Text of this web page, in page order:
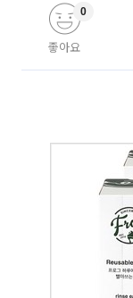
좋아요
0